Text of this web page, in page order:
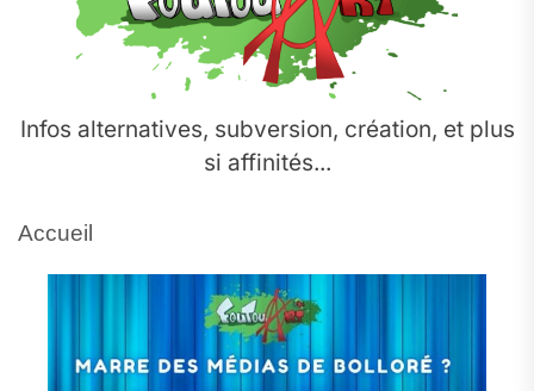
Infos alternatives, subversion, création, et plus
si affinités...
Accueil